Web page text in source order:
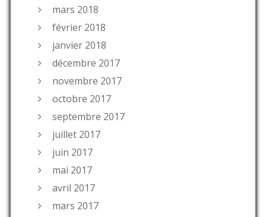
mars 2018
février 2018
janvier 2018
décembre 2017
novembre 2017
octobre 2017
septembre 2017
juillet 2017
juin 2017
mai 2017
avril 2017
mars 2017